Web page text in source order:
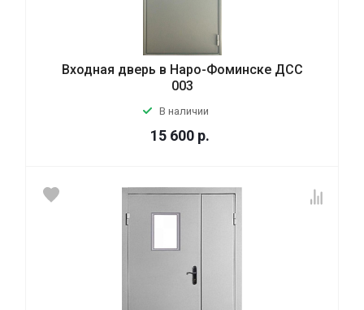
Входная дверь в Наро-Фоминске ДСС
003
В наличии
15 600 р.